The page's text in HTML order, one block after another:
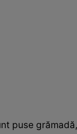
puse